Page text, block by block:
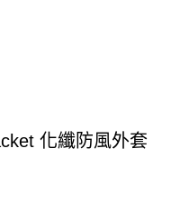
化纖防風外套